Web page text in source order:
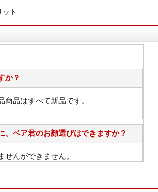
か？
商品はすべて新品です。
、ベア君のお顔選びはできますか？
せんができません。